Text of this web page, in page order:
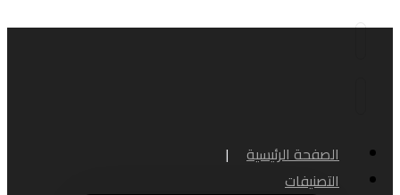
الصفحة الرئيسية
التصنيفات